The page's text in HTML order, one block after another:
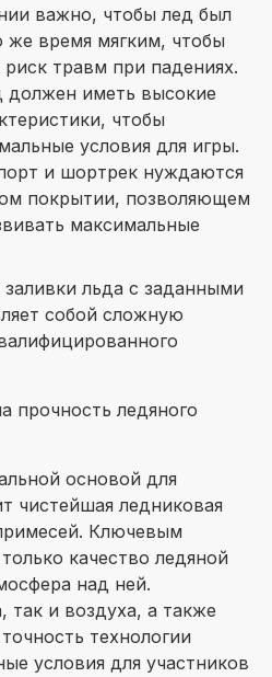
важно, чтобы лед был
время мягким, чтобы
травм при падениях.
должен иметь высокие
чтобы
условия для игры.
и шортрек нуждаются
покрытии, позволяющем
максимальные
льда с заданными
собой сложную
прочность ледяного
основой для
чистейшая ледниковая
Ключевым
качество ледяной
над ней.
так и воздуха, а также
технологии
условия для участников